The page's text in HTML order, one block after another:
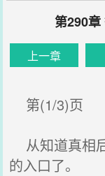
第290章
上一章
第(1/3)页
从知道真相
的入口了。